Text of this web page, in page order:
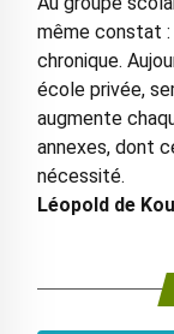
même constat
chronique.
école privée,
augmente
annexes, dont
nécessité.
Léopold de